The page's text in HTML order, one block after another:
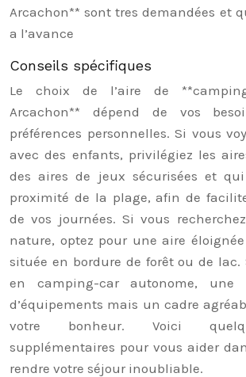
Arcachon** sont tres demandées et
a l’avance
Conseils spécifiques
Le choix de l’aire de
Arcachon** dépend de vos
préférences personnelles. Si vous
avec des enfants, privilégiez les
des aires de jeux sécurisées et
proximité de la plage, afin de
de vos journées. Si vous
nature, optez pour une aire
située en bordure de forêt ou de lac.
en camping-car autonome, une
d’équipements mais un cadre
votre bonheur. Voici
supplémentaires pour vous aider
rendre votre séjour inoubliable.